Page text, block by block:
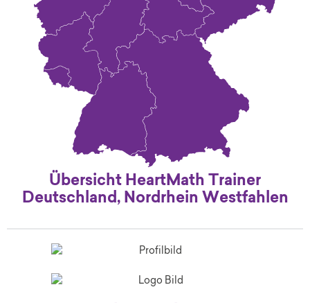
Übersicht HeartMath Trainer
Deutschland, Nordrhein Westfahlen